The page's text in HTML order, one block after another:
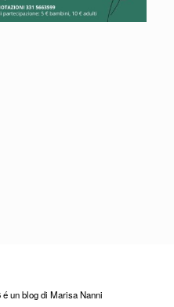
un blog di Marisa Nanni